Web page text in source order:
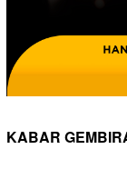
KABAR